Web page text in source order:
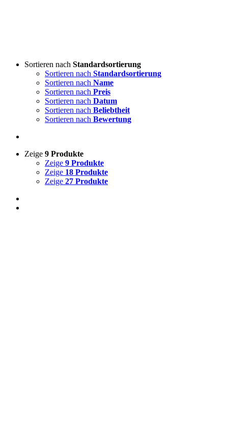
Sortieren nach Standardsortierung
Sortieren nach Standardsortierung
Sortieren nach Name
Sortieren nach Preis
Sortieren nach Datum
Sortieren nach Beliebtheit
Sortieren nach Bewertung
Zeige 9 Produkte
Zeige 9 Produkte
Zeige 18 Produkte
Zeige 27 Produkte